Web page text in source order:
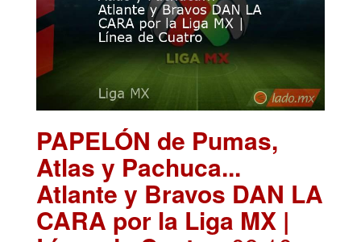
PAPELÓN de Pumas,
Atlas y Pachuca...
Atlante y Bravos DAN LA
CARA por la Liga MX |